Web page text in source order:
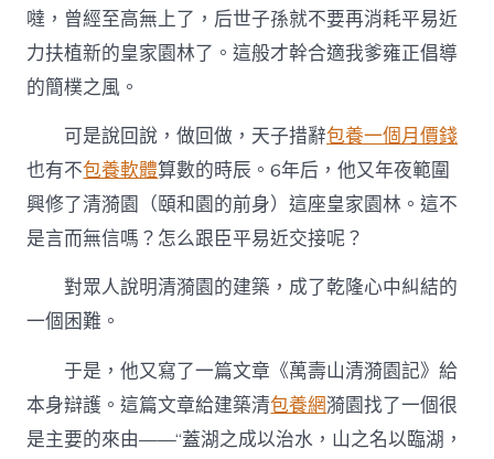
噠，曾經至高無上了，后世子孫就不要再消耗平易近
力扶植新的皇家園林了。這般才幹合適我爹雍正倡導
的簡樸之風。
可是說回說，做回做，天子措辭包養一個月價錢
也有不包養軟體算數的時辰。6年后，他又年夜範圍
興修了清漪園（頤和園的前身）這座皇家園林。這不
是言而無信嗎？怎么跟臣平易近交接呢？
對眾人說明清漪園的建築，成了乾隆心中糾結的
一個困難。
于是，他又寫了一篇文章《萬壽山清漪園記》給
本身辯護。這篇文章給建築清包養網漪園找了一個很
是主要的來由——“蓋湖之成以治水，山之名以臨湖，